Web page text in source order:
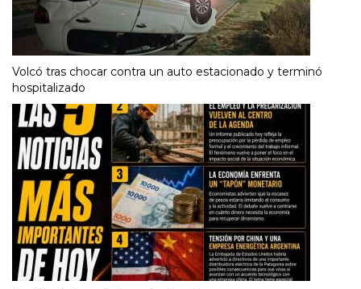
Volcó tras chocar contra un auto estacionado y terminó
hospitalizado